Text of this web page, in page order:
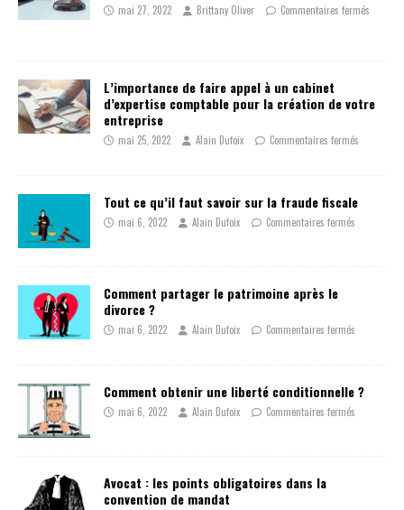
mai 27, 2022 Brittany Oliver Commentaires fermés
L’importance de faire appel à un cabinet
d’expertise comptable pour la création de votre
entreprise
mai 25, 2022 Alain Dufoix Commentaires fermés
Tout ce qu’il faut savoir sur la fraude fiscale
mai 6, 2022 Alain Dufoix Commentaires fermés
Comment partager le patrimoine après le
divorce ?
mai 6, 2022 Alain Dufoix Commentaires fermés
Comment obtenir une liberté conditionnelle ?
mai 6, 2022 Alain Dufoix Commentaires fermés
Avocat : les points obligatoires dans la
convention de mandat